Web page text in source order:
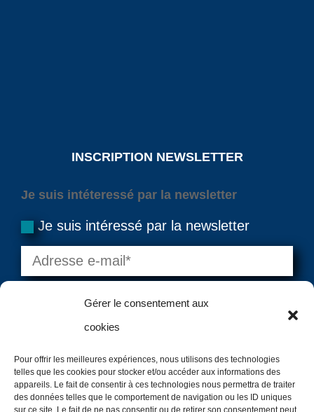
Gérer le consentement aux
cookies
Pour offrir les meilleures expériences, nous utilisons des technologies
telles que les cookies pour stocker et/ou accéder aux informations des
appareils. Le fait de consentir à ces technologies nous permettra de traiter
des données telles que le comportement de navigation ou les ID uniques
sur ce site. Le fait de ne pas consentir ou de retirer son consentement peut
INSCRIPTION NEWSLETTER
Je suis intéteressé par la newsletter
Je suis intéressé par la newsletter
7 + 8= VALIDER